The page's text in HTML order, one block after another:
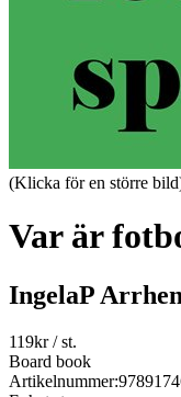
(Klicka för en större
Var är
IngelaP
119kr/ st.
Board book
Artikelnummer: